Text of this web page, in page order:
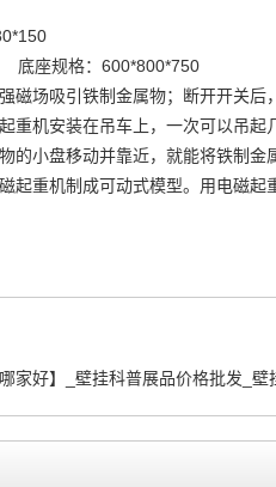
底座规格：600*800*750
磁场吸引铁制金属物；断开开关后
重机安装在吊车上，一次可以吊
的小盘移动并靠近，就能将铁制
起重机制成可动式模型。用电磁
家好】_壁挂科普展品价格批发_壁